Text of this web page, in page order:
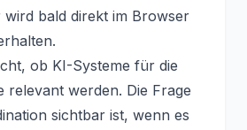
bald direkt im Browser
ob KI-Systeme für die
relevant werden. Die Frage
sichtbar ist, wenn es